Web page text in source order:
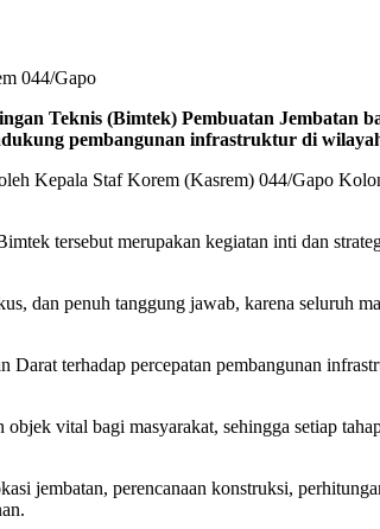
044/Gapo
Teknis (Bimtek) Pembuatan Jembatan
pembangunan infrastruktur di
Kepala Staf Korem (Kasrem) 044/Gapo
tersebut merupakan kegiatan inti dan
dan penuh tanggung jawab, karena seluruh
terhadap percepatan pembangunan
vital bagi masyarakat, sehingga setiap
jembatan, perencanaan konstruksi,